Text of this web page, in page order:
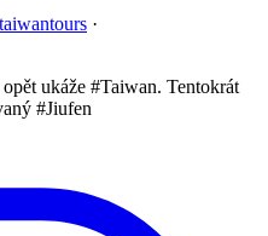
·
ukáže #Taiwan. Tentokrát
#Jiufen